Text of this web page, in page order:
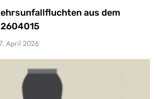
aus dem
April 2026